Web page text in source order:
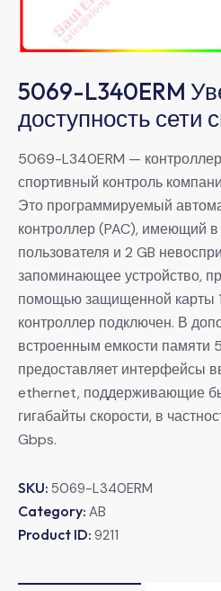
5069-L340ERM
доступность сети
5069-L340ERM —
спортивный контроль
Это программируемый
контроллер (PAC), имеющий
пользователя и 2 GB
запоминающее устройство,
помощью защищенной карты
контроллер подключен. В
встроенным емкости памяти
предоставляет интерфейсы
ethernet, поддерживающие
гигабайты скорости, в
Gbps.
SKU: 5069-L340ERM
Category: AB
Product ID: 9211